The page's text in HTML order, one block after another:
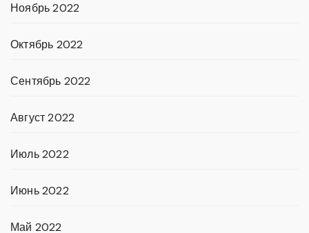
Ноябрь 2022
Октябрь 2022
Сентябрь 2022
Август 2022
Июль 2022
Июнь 2022
Май 2022